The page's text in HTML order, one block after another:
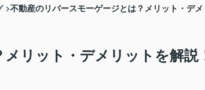
不動産のリバースモーゲージとは？メリット・デメ
リット・デメリットを解説